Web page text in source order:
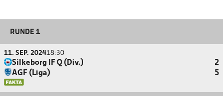
RUNDE 1
11. SEP. 202418:30
Silkeborg IF Q (Div.)
2
AGF (Liga)
5